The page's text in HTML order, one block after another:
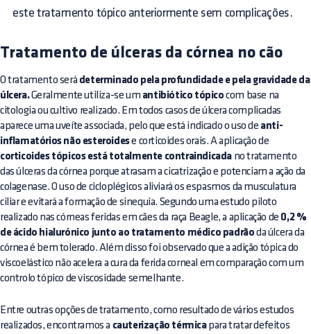
este tratamento tópico anteriormente sem complicações.
Tratamento de úlceras da córnea no cão
O tratamento será determinado pela profundidade e pela gravidade da
úlcera.Geralmente utiliza-se um antibiótico tópico com base na
citologia ou cultivo realizado. Em todos casos de úlcera complicadas
aparece uma uveíte associada, pelo que está indicado o uso de anti-
inflamatórios não esteroidese corticoides orais. A aplicação de
corticoides tópicos está totalmente contraindicada no tratamento
das úlceras da córnea porque atrasam a cicatrização e potenciam a ação da
colagenase. O uso de cicloplégicos aliviará os espasmos da musculatura
ciliar e evitará a formação de sinequia. Segundo uma estudo piloto
realizado nas córneas feridas em cães da raça Beagle, a aplicação de 0,2 %
de ácido hialurónico junto ao tratamento médico padrão da úlcera da
córnea é bem tolerado. Além disso foi observado que a adição tópica do
viscoelástico não acelera a cura da ferida corneal em comparação com um
controlo tópico de viscosidade semelhante.
Entre outras opções de tratamento, como resultado de vários estudos
realizados, encontramos a cauterização térmicapara tratar defeitos